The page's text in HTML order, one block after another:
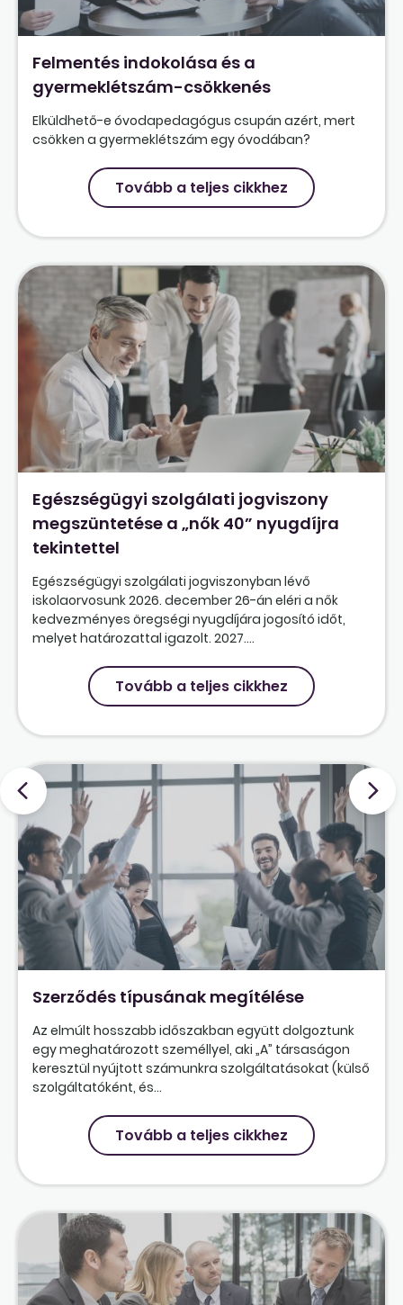
Felmentés indokolása és a
gyermeklétszám-csökkenés
Elküldhető-e óvodapedagógus csupán azért, mert
csökken a gyermeklétszám egy óvodában?
Tovább a teljes cikkhez
Egészségügyi szolgálati jogviszony
megszüntetése a „nők 40” nyugdíjra
tekintettel
Egészségügyi szolgálati jogviszonyban lévő
iskolaorvosunk 2026. december 26-án eléri a nők
kedvezményes öregségi nyugdíjára jogosító időt,
melyet határozattal igazolt. 2027....
Tovább a teljes cikkhez
Szerződés típusának megítélése
Az elmúlt hosszabb időszakban együtt dolgoztunk
egy meghatározott személlyel, aki „A” társaságon
keresztül nyújtott számunkra szolgáltatásokat (külső
szolgáltatóként, és...
Tovább a teljes cikkhez